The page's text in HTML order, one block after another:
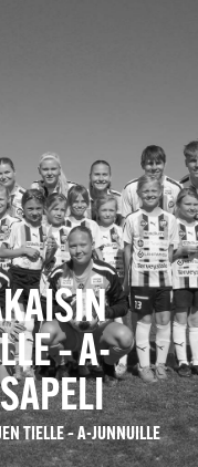
– A-
TIELLE – A-JUNNUILLE